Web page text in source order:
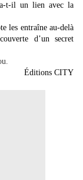
a-t-il un lien avec la
les entraîne au-delà
d’un secret
Éditions CITY